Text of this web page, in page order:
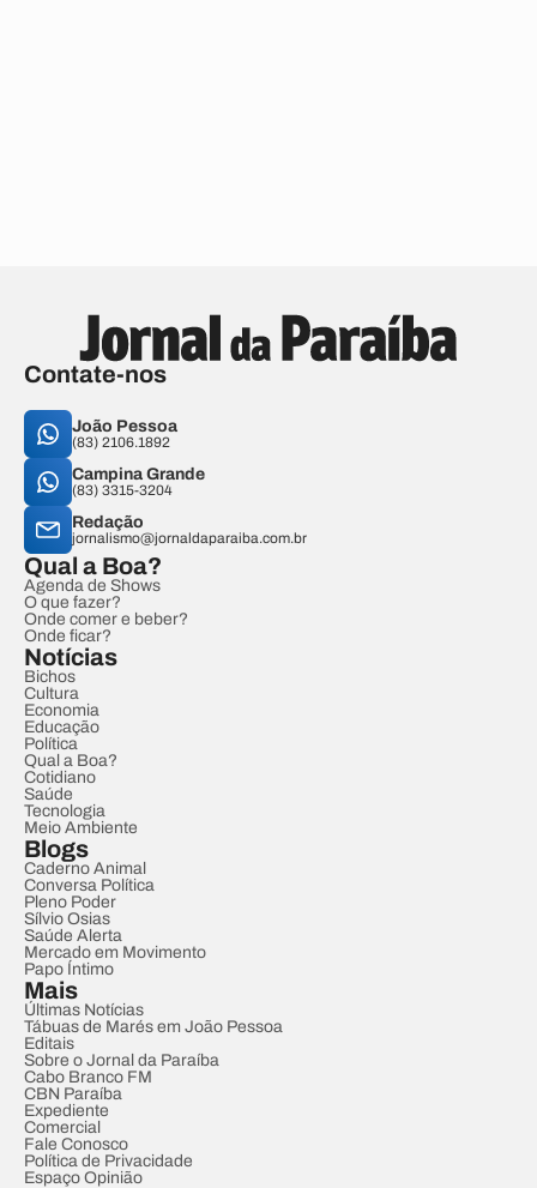
Contate-nos
João Pessoa
(83) 2106.1892
Campina Grande
(83) 3315-3204
Redação
jornalismo@jornaldaparaiba.com.br
Qual a Boa?
Agenda de Shows
O que fazer?
Onde comer e beber?
Onde ficar?
Notícias
Bichos
Cultura
Economia
Educação
Política
Qual a Boa?
Cotidiano
Saúde
Tecnologia
Meio Ambiente
Blogs
Caderno Animal
Conversa Política
Pleno Poder
Sílvio Osias
Saúde Alerta
Mercado em Movimento
Papo Íntimo
Mais
Últimas Notícias
Tábuas de Marés em João Pessoa
Editais
Sobre o Jornal da Paraíba
Cabo Branco FM
CBN Paraíba
Expediente
Comercial
Fale Conosco
Política de Privacidade
Espaço Opinião